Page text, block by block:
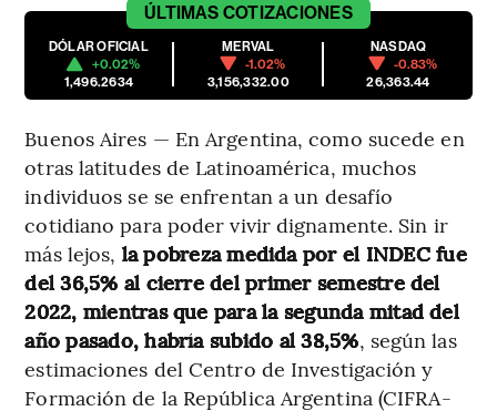
ÚLTIMAS COTIZACIONES
DÓLAR OFICIAL
+0.02%
1,496.2634
MERVAL
-1.02%
3,156,332.00
NASDAQ
-0.83%
26,363.44
Buenos Aires — En Argentina, como sucede en
otras latitudes de Latinoamérica, muchos
individuos se se enfrentan a un desafío
cotidiano para poder vivir dignamente. Sin ir
más lejos, la pobreza medida por el INDEC fue
del 36,5% al cierre del primer semestre del
2022, mientras que para la segunda mitad del
año pasado, habría subido al 38,5%, según las
estimaciones del Centro de Investigación y
Formación de la República Argentina (CIFRA-